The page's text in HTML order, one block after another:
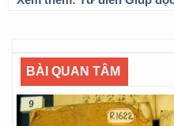
BÀI QUAN TÂM